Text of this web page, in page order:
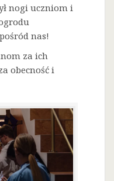
nogi uczniom i
nas!
za ich
obecność i